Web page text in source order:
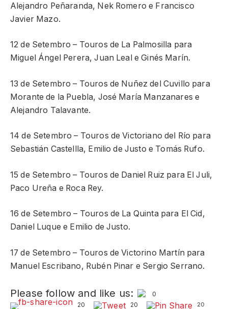
Alejandro Peñaranda, Nek Romero e Francisco
Javier Mazo.
12 de Setembro – Touros de La Palmosilla para
Miguel Ángel Perera, Juan Leal e Ginés Marín.
13 de Setembro – Touros de Nuñez del Cuvillo para
Morante de la Puebla, José María Manzanares e
Alejandro Talavante.
14 de Setembro – Touros de Victoriano del Río para
Sebastián Castellla, Emilio de Justo e Tomás Rufo.
15 de Setembro – Touros de Daniel Ruiz para El Juli,
Paco Ureña e Roca Rey.
16 de Setembro – Touros de La Quinta para El Cid,
Daniel Luque e Emilio de Justo.
17 de Setembro – Touros de Victorino Martín para
Manuel Escribano, Rubén Pinar e Sergio Serrano.
Please follow and like us:
0
20
20 20